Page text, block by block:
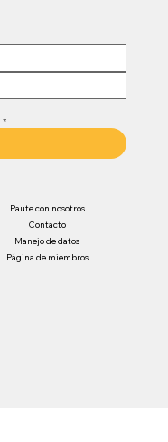
*
Paute con nosotros
Contacto
Manejo de datos
Página de miembros